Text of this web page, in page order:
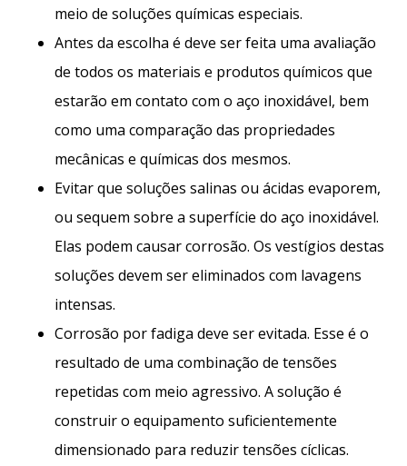
meio de soluções químicas especiais.
Antes da escolha é deve ser feita uma avaliação
de todos os materiais e produtos químicos que
estarão em contato com o aço inoxidável, bem
como uma comparação das propriedades
mecânicas e químicas dos mesmos.
Evitar que soluções salinas ou ácidas evaporem,
ou sequem sobre a superfície do aço inoxidável.
Elas podem causar corrosão. Os vestígios destas
soluções devem ser eliminados com lavagens
intensas.
Corrosão por fadiga deve ser evitada. Esse é o
resultado de uma combinação de tensões
repetidas com meio agressivo. A solução é
construir o equipamento suficientemente
dimensionado para reduzir tensões cíclicas.